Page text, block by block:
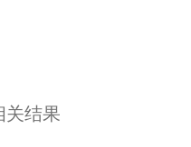
关结果